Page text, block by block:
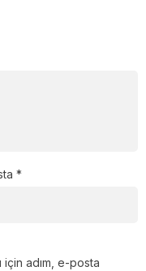
*
için adım, e-posta